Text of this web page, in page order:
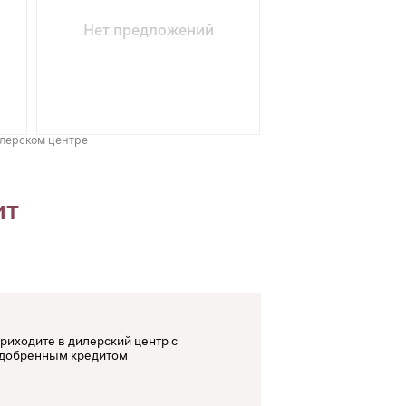
Нет предложений
центре
в дилерский центр с
кредитом